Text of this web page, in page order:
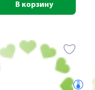
В корзину